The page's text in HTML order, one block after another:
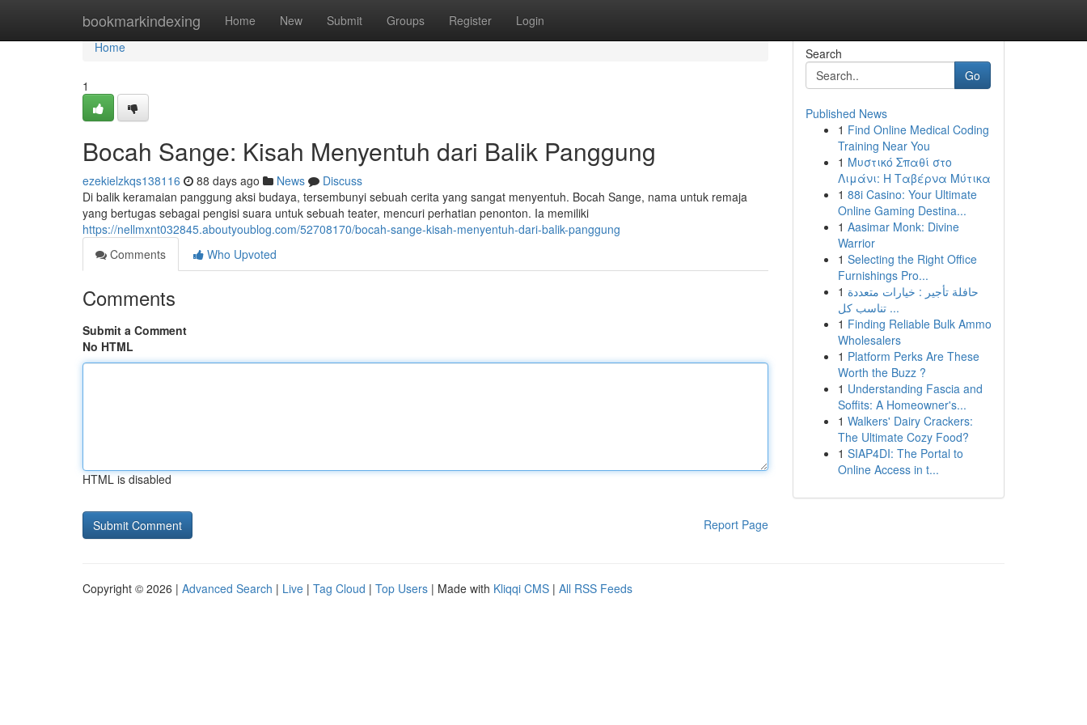
bookmarkindexing Home New Submit Groups Register Login
Home
Home
1
Bocah Sange: Kisah Menyentuh dari Balik Panggung
ezekielzkqs138116 88 days ago News
Discuss
Di balik keramaian panggung aksi budaya, tersembunyi sebuah cerita yang sangat menyentuh. Bocah Sange, nama untuk remaja
yang bertugas sebagai pengisi suara untuk sebuah teater, mencuri perhatian penonton. Ia memiliki
https://nellmxnt032845.aboutyoublog.com/52708170/bocah-sange-kisah-menyentuh-dari-balik-panggung
Comments
Who Upvoted
Comments
Submit a Comment
No HTML
HTML is disabled
Report Page
Search
Go
Published News
1 Find Online Medical Coding
Training Near You
1 Μυστικό Σπαθί στο
Λιμάνι: Η Ταβέρνα Μύτικα
1 88i Casino: Your Ultimate
Online Gaming Destina...
1 Aasimar Monk: Divine
Warrior
1 Selecting the Right Office
Furnishings Pro...
1 حافلة تأجير : خيارات متعددة
تناسب كل ...
1 Finding Reliable Bulk Ammo
Wholesalers
1 Platform Perks Are These
Worth the Buzz ?
1 Understanding Fascia and
Soffits: A Homeowner's...
1 Walkers' Dairy Crackers:
The Ultimate Cozy Food?
1 SIAP4DI: The Portal to
Online Access in t...
Copyright © 2026 | Advanced Search | Live | Tag Cloud | Top Users | Made with Kliqqi CMS | All RSS Feeds